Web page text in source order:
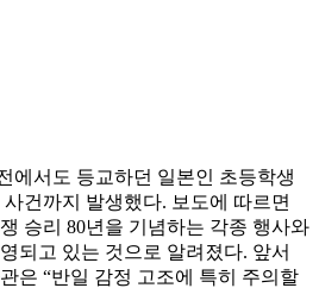
에서도 등교하던 일본인 초등학생
건까지 발생했다. 보도에 따르면
승리 80년을 기념하는 각종 행사와
되고 있는 것으로 알려졌다. 앞서
은 “반일 감정 고조에 특히 주의할